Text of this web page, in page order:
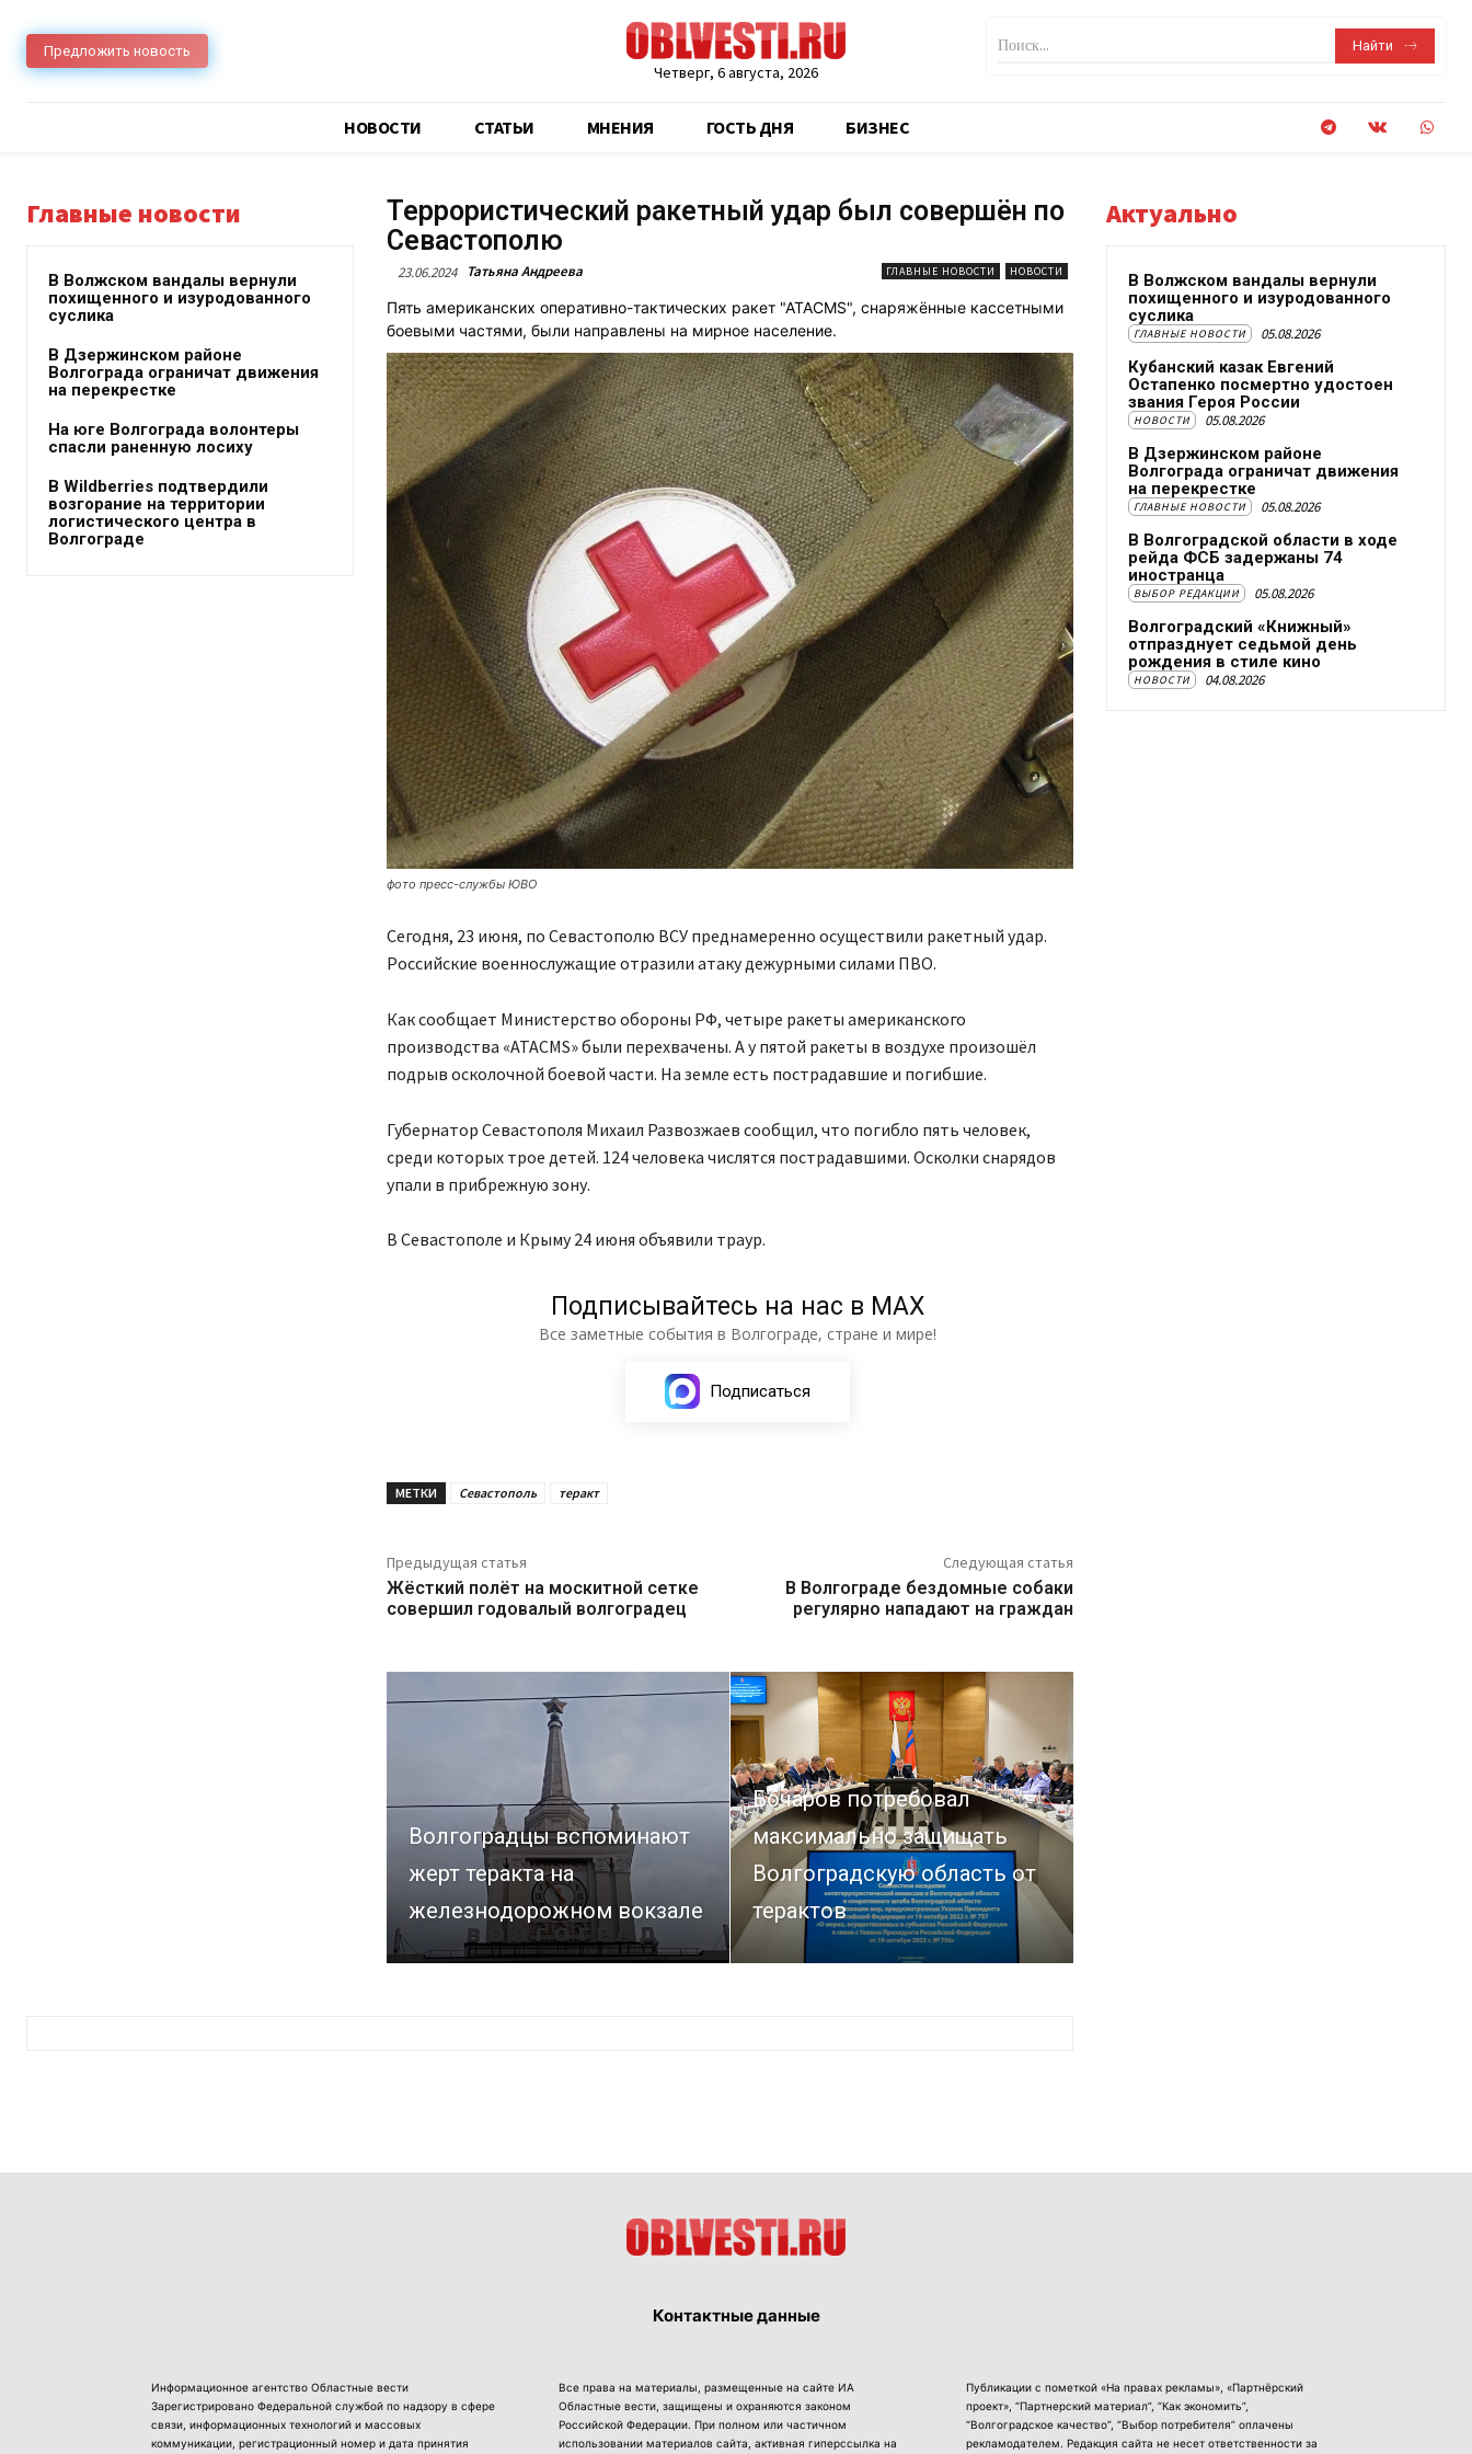
Предложить новость
Четверг, 6 августа, 2026
Поиск... Найти
НОВОСТИ CТАТЬИ МНЕНИЯ ГОСТЬ ДНЯ БИЗНЕС
Главные новости
В Волжском вандалы вернули
похищенного и изуродованного
суслика
В Дзержинском районе
Волгограда ограничат движения
на перекрестке
На юге Волгограда волонтеры
спасли раненную лосиху
В Wildberries подтвердили
возгорание на территории
логистического центра в
Волгограде
Террористический ракетный удар был совершён по
Севастополю
23.06.2024 Татьяна Андреева ГЛАВНЫЕ НОВОСТИ НОВОСТИ
Пять американских оперативно-тактических ракет "АТАСМS", снаряжённые кассетными
боевыми частями, были направлены на мирное население.
фото пресс-службы ЮВО
Сегодня, 23 июня, по Севастополю ВСУ преднамеренно осуществили ракетный удар.
Российские военнослужащие отразили атаку дежурными силами ПВО.
Как сообщает Министерство обороны РФ, четыре ракеты американского
производства «АТАСМS» были перехвачены. А у пятой ракеты в воздухе произошёл
подрыв осколочной боевой части. На земле есть пострадавшие и погибшие.
Губернатор Севастополя Михаил Развозжаев сообщил, что погибло пять человек,
среди которых трое детей. 124 человека числятся пострадавшими. Осколки снарядов
упали в прибрежную зону.
В Севастополе и Крыму 24 июня объявили траур.
Подписывайтесь на нас в МАХ
Все заметные события в Волгограде, стране и мире!
Подписаться
МЕТКИ Севастополь теракт
Предыдущая статья
Жёсткий полёт на москитной сетке
совершил годовалый волгоградец
Следующая статья
В Волгограде бездомные собаки
регулярно нападают на граждан
Волгоградцы вспоминают
жерт теракта на
железнодорожном вокзале
Бочаров потребовал
максимально защищать
Волгоградскую область от
терактов
Актуально
В Волжском вандалы вернули
похищенного и изуродованного
суслика
ГЛАВНЫЕ НОВОСТИ 05.08.2026
Кубанский казак Евгений
Остапенко посмертно удостоен
звания Героя России
НОВОСТИ 05.08.2026
В Дзержинском районе
Волгограда ограничат движения
на перекрестке
ГЛАВНЫЕ НОВОСТИ 05.08.2026
В Волгоградской области в ходе
рейда ФСБ задержаны 74
иностранца
ВЫБОР РЕДАКЦИИ 05.08.2026
Волгоградский «Книжный»
отпразднует седьмой день
рождения в стиле кино
НОВОСТИ 04.08.2026
Контактные данные
Информационное агентство Областные вести
Зарегистрировано Федеральной службой по надзору в сфере
связи, информационных технологий и массовых
коммуникации, регистрационный номер и дата принятия
Все права на материалы, размещенные на сайте ИА
Областные вести, защищены и охраняются законом
Российской Федерации. При полном или частичном
использовании материалов сайта, активная гиперссылка на
Публикации с пометкой «На правах рекламы», «Партнёрский
проект», “Партнерский материал”, “Как экономить”,
“Волгоградское качество”, “Выбор потребителя” оплачены
рекламодателем. Редакция сайта не несет ответственности за